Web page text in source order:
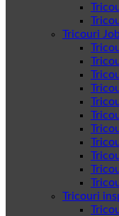
Tricouri
Tricouri